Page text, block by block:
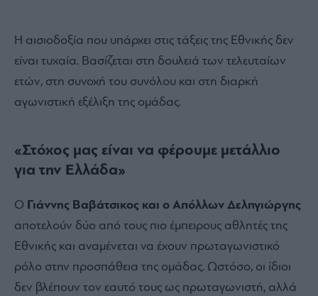
Η αισιοδοξία που υπάρχει στις τάξεις της Εθνικής δεν
είναι τυχαία. Βασίζεται στη δουλειά των τελευταίων
ετών, στη συνοχή του συνόλου και στη διαρκή
αγωνιστική εξέλιξη της ομάδας.
«Στόχος μας είναι να φέρουμε μετάλλιο
για την Ελλάδα»
Ο Γιάννης Βαβάτσικος και ο Απόλλων Δεληγιώργης
αποτελούν δύο από τους πιο έμπειρους αθλητές της
Εθνικής και αναμένεται να έχουν πρωταγωνιστικό
ρόλο στην προσπάθεια της ομάδας. Ωστόσο, οι ίδιοι
δεν βλέπουν τον εαυτό τους ως πρωταγωνιστή, αλλά